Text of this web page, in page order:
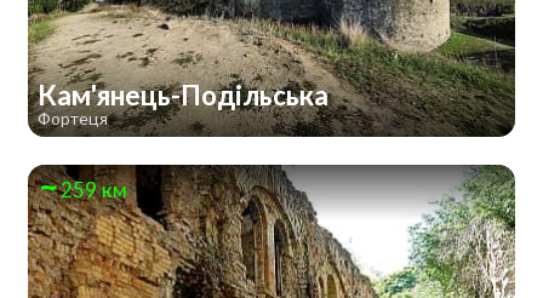
Кам'янець-Подільська
Фортеця
259 км